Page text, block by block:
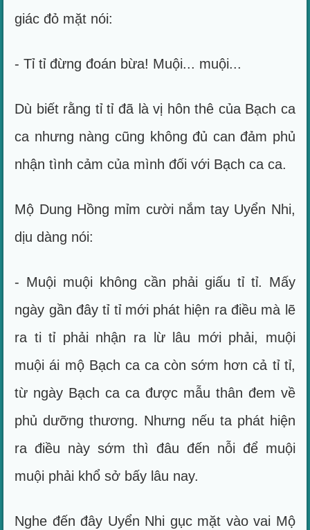
giác đỏ mặt nói:
- Tỉ tỉ đừng đoán bừa! Muội... muội...
Dù biết rằng tỉ tỉ đã là vị hôn thê của Bạch ca
ca nhưng nàng cũng không đủ can đảm phủ
nhận tình cảm của mình đối với Bạch ca ca.
Mộ Dung Hồng mỉm cười nắm tay Uyển Nhi,
dịu dàng nói:
- Muội muội không cần phải giấu tỉ tỉ. Mấy
ngày gần đây tỉ tỉ mới phát hiện ra điều mà lẽ
ra ti tỉ phải nhận ra lừ lâu mới phải, muội
muội ái mộ Bạch ca ca còn sớm hơn cả tỉ tỉ,
từ ngày Bạch ca ca được mẫu thân đem về
phủ dưỡng thương. Nhưng nếu ta phát hiện
ra điều này sớm thì đâu đến nỗi để muội
muội phải khổ sở bấy lâu nay.
Nghe đến đây Uyển Nhi gục mặt vào vai Mộ